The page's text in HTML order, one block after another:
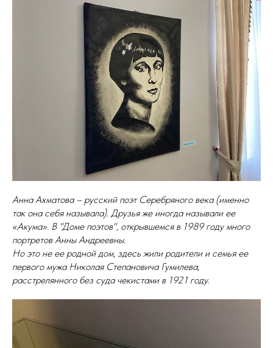
Анна Ахматова – русский поэт Серебряного века (именно
так она себя называла). Друзья же иногда называли ее
«Акума». В "Доме поэтов", открывшемся в 1989 году много
портретов Анны Андреевны.
Но это не ее родной дом, здесь жили родители и семья ее
первого мужа Николая Степановича Гумилева,
расстрелянного без суда чекистами в 1921 году.